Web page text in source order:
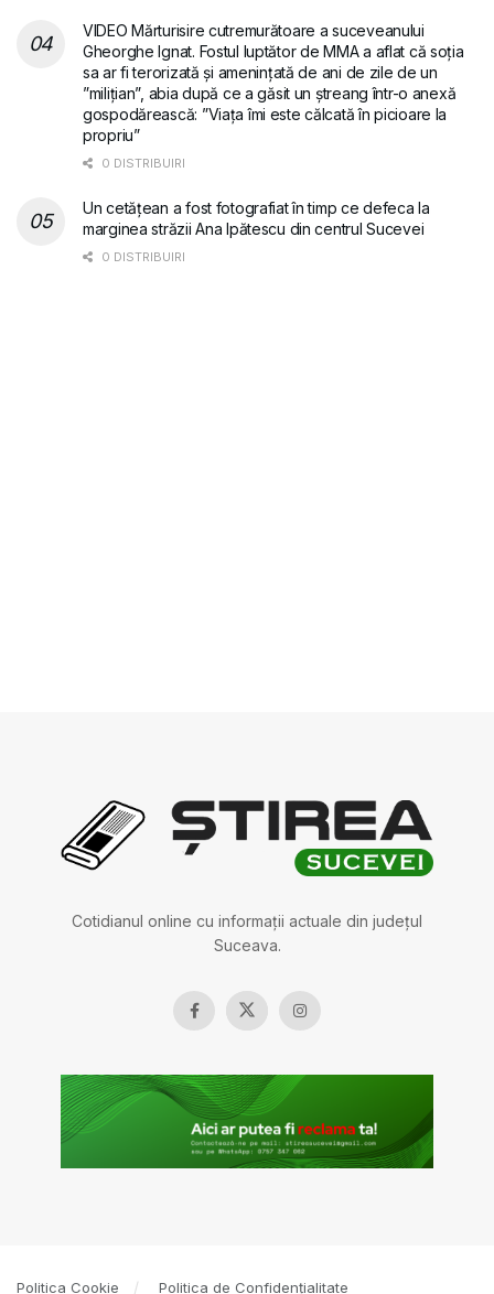
VIDEO Mărturisire cutremurătoare a suceveanului
Gheorghe Ignat. Fostul luptător de MMA a aflat că soția
sa ar fi terorizată și amenințată de ani de zile de un
”milițian”, abia după ce a găsit un ștreang într-o anexă
gospodărească: ”Viața îmi este călcată în picioare la
propriu”
0 DISTRIBUIRI
Un cetățean a fost fotografiat în timp ce defeca la
marginea străzii Ana Ipătescu din centrul Sucevei
0 DISTRIBUIRI
Cotidianul online cu informații actuale din județul
Suceava.
Politica Cookie Politica de Confidențialitate